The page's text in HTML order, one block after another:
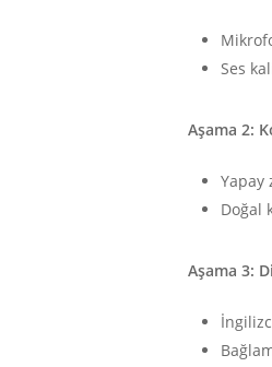
Ses
Aşama 2:
Yapay
Doğal
Aşama 3: